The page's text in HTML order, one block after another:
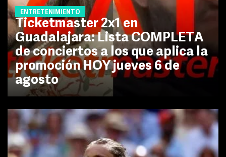
ENTRETENIMIENTO
Ticketmaster 2x1 en
Guadalajara: Lista COMPLETA
de conciertos a los que aplica la
promoción HOY jueves 6 de
agosto